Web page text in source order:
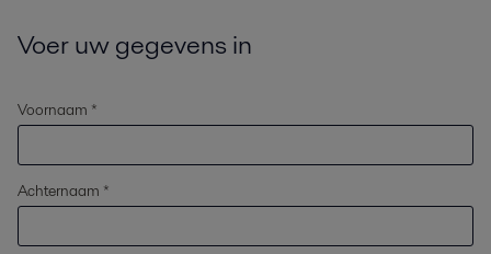
Voer uw gegevens in
Voornaam *
Achternaam *